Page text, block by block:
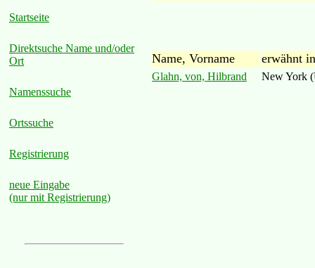
Startseite
Direktsuche Name und/oder
Ort
Namenssuche
Ortssuche
Registrierung
neue Eingabe
(nur mit Registrierung)
Name, Vorname erwähnt in
Glahn, von, Hilbrand New York